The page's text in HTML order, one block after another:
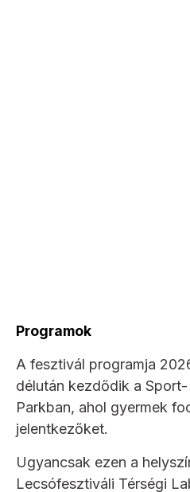
Programok
A fesztivál programja
délután kezdődik a
Parkban, ahol gyermek
jelentkezőket.
Ugyancsak ezen a
Lecsófesztiváli Térségi